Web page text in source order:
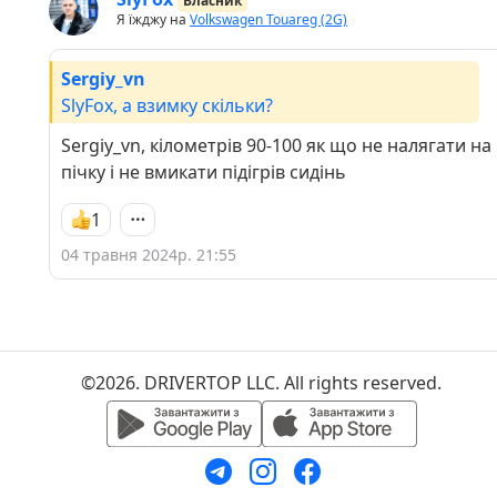
Я їжджу на Volkswagen Touareg (2G)
Sergiy_vn
SlyFox, а взимку скільки?
Sergiy_vn, кілометрів 90-100 як що не налягати на
пічку і не вмикати підігрів сидінь
1
04 травня 2024р. 21:55
©2026. DRIVERTOP LLC. All rights reserved.